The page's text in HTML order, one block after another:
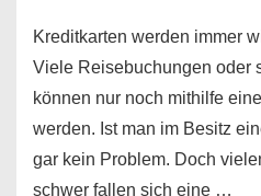
Kreditkarten werden immer
Viele Reisebuchungen oder
können nur noch mithilfe
werden. Ist man im Besitz
gar kein Problem. Doch
schwer fallen sich eine …